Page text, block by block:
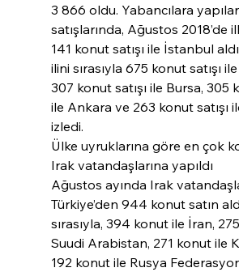
3 866 oldu. Yabancılara
satışlarında, Ağustos 2018’de
141 konut satışı ile İstanbul
ilini sırasıyla 675 konut satışı
307 konut satışı ile Bursa, 305
ile Ankara ve 263 konut satışı
izledi.
Ülke uyruklarına göre en çok
Irak vatandaşlarına yapıldı
Ağustos ayında Irak
Türkiye’den 944 konut satın
sırasıyla, 394 konut ile İran,
Suudi Arabistan, 271 konut ile
192 konut ile Rusya